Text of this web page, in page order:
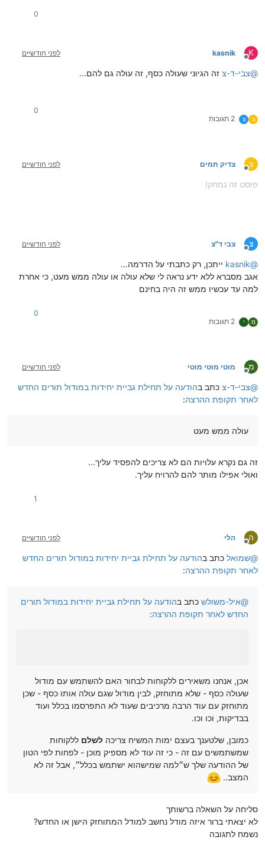
0
K
מנותק
kasnik לפני חודשיים
@צבי-ד-צ זה הגיוני שעולה כסף, זה עולה גם להם...
צ צ 2 תגובות
0
צ
מנותק
צדיק תמים לפני חודשיים
פוסט זה נמחק!
צ
מנותק
צבי ד"צ לפני חודשיים
@
kasnik ייתכן, רק כתבתי על הדרמה...
אגב מסברא ללא ידע נראה לי שלא עולה או עולה ממש מעט, כי אחרת
למה עד עכשיו ממש זה היה בחינם
מ י 2 תגובות
0
מ
מנותק
מוטי מוטי מוטי לפני חודשיים
@צבי-ד-צ כתב בהודעה על תחילת גביית יחידות במודול תורים החדש
לאחר תקופת ההרצה:
עולה ממש מעט
זה גם נקרא עלויות הם לא צריכים להפסיד עליך...
ואולי אפילו מותר להם להרויח עליך.
1
ה
מנותק
הלי לפני חודשיים
@שמואל כתב בהודעה על תחילת גביית יחידות במודול תורים החדש
לאחר תקופת ההרצה:
@איל-משולש כתב בהודעה על תחילת גביית יחידות במודול תורים
החדש לאחר תקופת ההרצה:
אכן, אנחנו משאירים ללקוחות לבחור האם להשתמש עם מודול
שעולה כסף - שלא מתוחזק, לבין מודול שגם עולה אותו כסף - שכן
מתוחזק עם עוד הרבה מרכיבים שעוד לא התפרסמו בכלל ועוד
בבדיקות, וכו וכו.
כמובן, שלטענך בעצם ימות המשיח צריכה לשלם ללקוחות
שמשתמשים עם זה - כי זה עוד לא מספיק מוכן - לפחות לפי הטון
של ההודעה שלך ש״למה שמישהוא ישתמש בכלל״, אבל זה לא
המצב..
סליחה על השאלה ברשותך
לא יצאתי ברור איזה מודל נחשב למודל המתוחזק הישן או החדש?
נשמח לתגובה